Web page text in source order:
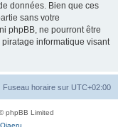
données. Bien que ces
sans votre
phpBB, ne pourront être
informatique visant
Fuseau horaire sur UTC+02:00
phpBB Limited
Qiaeru